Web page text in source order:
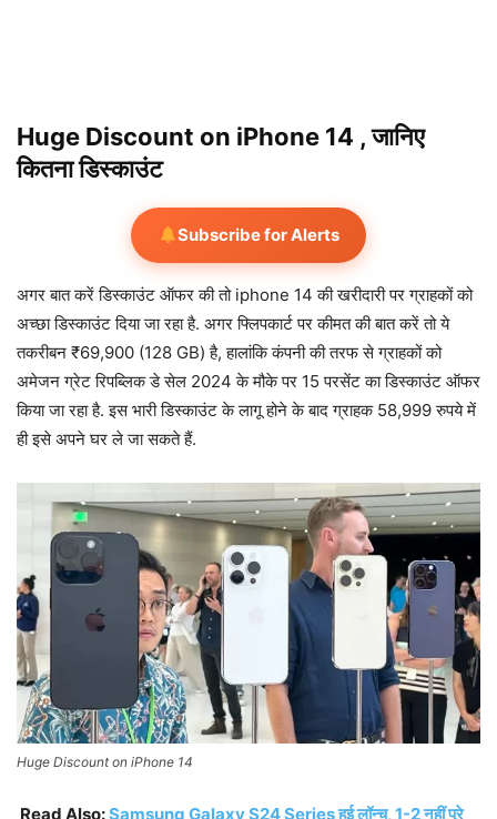
Huge Discount on iPhone 14 , जानिए
कितना डिस्काउंट
Subscribe for Alerts
अगर बात करें डिस्काउंट ऑफर की तो iphone 14 की खरीदारी पर ग्राहकों को
अच्छा डिस्काउंट दिया जा रहा है. अगर फ्लिपकार्ट पर कीमत की बात करें तो ये
तकरीबन ₹69,900 (128 GB) है, हालांकि कंपनी की तरफ से ग्राहकों को
अमेजन ग्रेट रिपब्लिक डे सेल 2024 के मौके पर 15 परसेंट का डिस्काउंट ऑफर
किया जा रहा है. इस भारी डिस्काउंट के लागू होने के बाद ग्राहक 58,999 रुपये में
ही इसे अपने घर ले जा सकते हैं.
Huge Discount on iPhone 14
Read Also:Samsung Galaxy S24 Series हुई लॉन्च, 1-2 नहीं पूरे